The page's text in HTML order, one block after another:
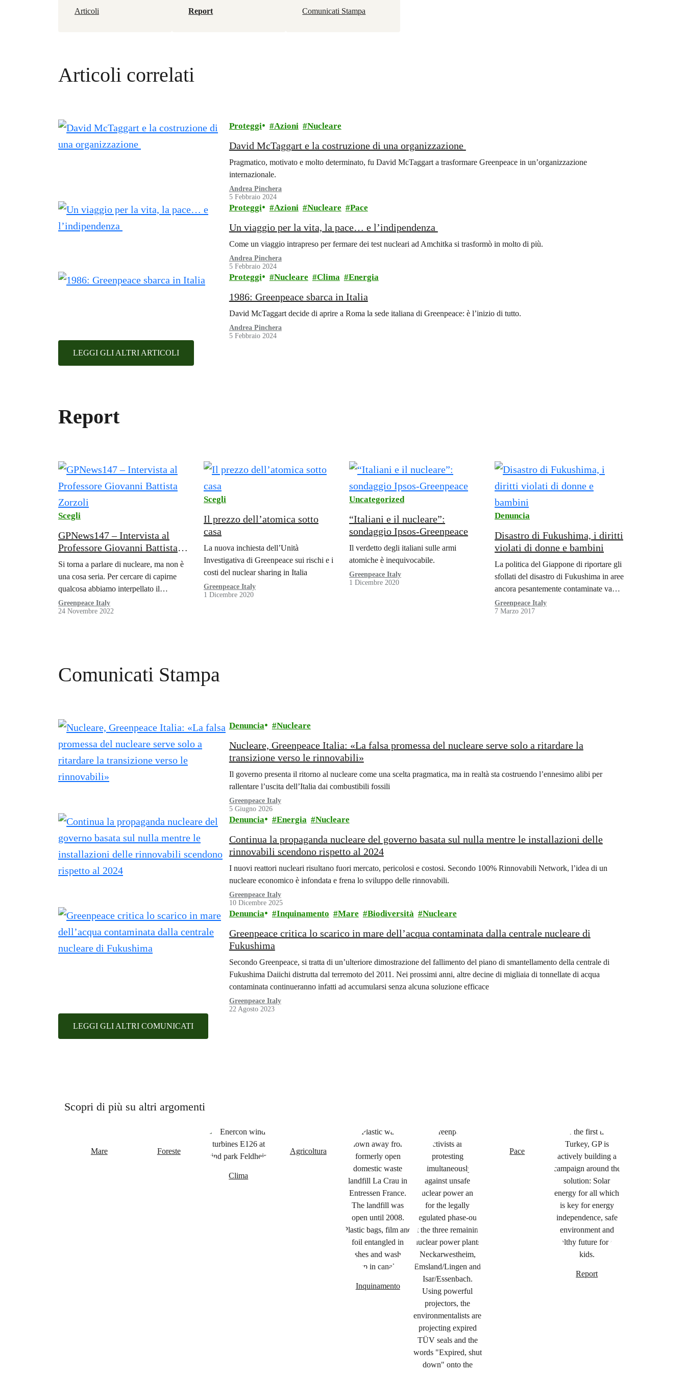
Articoli Report Comunicati Stampa
Articoli correlati
Proteggi Azioni Nucleare
David McTaggart e la costruzione di una organizzazione
Pragmatico, motivato e molto determinato, fu David McTaggart a trasformare Greenpeace in un’organizzazione
internazionale.
Andrea Pinchera
5 Febbraio 2024
Proteggi Azioni Nucleare Pace
Un viaggio per la vita, la pace… e l’indipendenza
Come un viaggio intrapreso per fermare dei test nucleari ad Amchitka si trasformò in molto di più.
Andrea Pinchera
5 Febbraio 2024
Proteggi Nucleare Clima Energia
1986: Greenpeace sbarca in Italia
David McTaggart decide di aprire a Roma la sede italiana di Greenpeace: è l’inizio di tutto.
Andrea Pinchera
5 Febbraio 2024
LEGGI GLI ALTRI ARTICOLI
Report
Scegli
GPNews147 – Intervista al
Professore Giovanni Battista
Zorzoli
Si torna a parlare di nucleare, ma non è
una cosa seria. Per cercare di capirne
qualcosa abbiamo interpellato il
professore Giovanni Battista Zorzoli.
Greenpeace Italy
24 Novembre 2022
Scegli
Il prezzo dell’atomica sotto
casa
La nuova inchiesta dell’Unità
Investigativa di Greenpeace sui rischi e i
costi del nuclear sharing in Italia
Greenpeace Italy
1 Dicembre 2020
Uncategorized
“Italiani e il nucleare”:
sondaggio Ipsos-Greenpeace
Il verdetto degli italiani sulle armi
atomiche è inequivocabile.
Greenpeace Italy
1 Dicembre 2020
Denuncia
Disastro di Fukushima, i diritti
violati di donne e bambini
La politica del Giappone di riportare gli
sfollati del disastro di Fukushima in aree
ancora pesantemente contaminate va
contro le leggi dello Stato nipponico e
viola numerosi trattati internazionali sui
Greenpeace Italy
7 Marzo 2017
Comunicati Stampa
Denuncia Nucleare
Nucleare, Greenpeace Italia: «La falsa promessa del nucleare serve solo a ritardare la
transizione verso le rinnovabili»
Il governo presenta il ritorno al nucleare come una scelta pragmatica, ma in realtà sta costruendo l’ennesimo alibi per
rallentare l’uscita dell’Italia dai combustibili fossili
Greenpeace Italy
5 Giugno 2026
Denuncia Energia Nucleare
Continua la propaganda nucleare del governo basata sul nulla mentre le installazioni delle
rinnovabili scendono rispetto al 2024
I nuovi reattori nucleari risultano fuori mercato, pericolosi e costosi. Secondo 100% Rinnovabili Network, l’idea di un
nucleare economico è infondata e frena lo sviluppo delle rinnovabili.
Greenpeace Italy
10 Dicembre 2025
Denuncia Inquinamento Mare Biodiversità Nucleare
Greenpeace critica lo scarico in mare dell’acqua contaminata dalla centrale nucleare di
Fukushima
Secondo Greenpeace, si tratta di un’ulteriore dimostrazione del fallimento del piano di smantellamento della centrale di
Fukushima Daiichi distrutta dal terremoto del 2011. Nei prossimi anni, altre decine di migliaia di tonnellate di acqua
contaminata continueranno infatti ad accumularsi senza alcuna soluzione efficace
Greenpeace Italy
22 Agosto 2023
LEGGI GLI ALTRI COMUNICATI
Scopri di più su altri argomenti
Mare Foreste
Clima
Agricoltura
Inquinamento
Pace
Report